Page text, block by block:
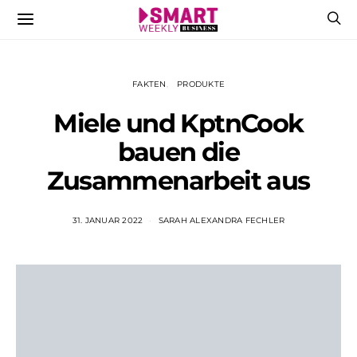
FAKTEN PRODUKTE
Miele und KptnCook
bauen die
Zusammenarbeit aus
31. JANUAR 2022 SARAH ALEXANDRA FECHLER